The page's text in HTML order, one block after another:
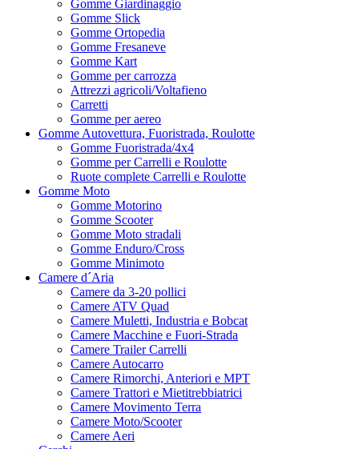
Gomme Giardinaggio
Gomme Slick
Gomme Ortopedia
Gomme Fresaneve
Gomme Kart
Gomme per carrozza
Attrezzi agricoli/Voltafieno
Carretti
Gomme per aereo
Gomme Autovettura, Fuoristrada, Roulotte
Gomme Fuoristrada/4x4
Gomme per Carrelli e Roulotte
Ruote complete Carrelli e Roulotte
Gomme Moto
Gomme Motorino
Gomme Scooter
Gomme Moto stradali
Gomme Enduro/Cross
Gomme Minimoto
Camere d´Aria
Camere da 3-20 pollici
Camere ATV Quad
Camere Muletti, Industria e Bobcat
Camere Macchine e Fuori-Strada
Camere Trailer Carrelli
Camere Autocarro
Camere Rimorchi, Anteriori e MPT
Camere Trattori e Mietitrebbiatrici
Camere Movimento Terra
Camere Moto/Scooter
Camere Aeri